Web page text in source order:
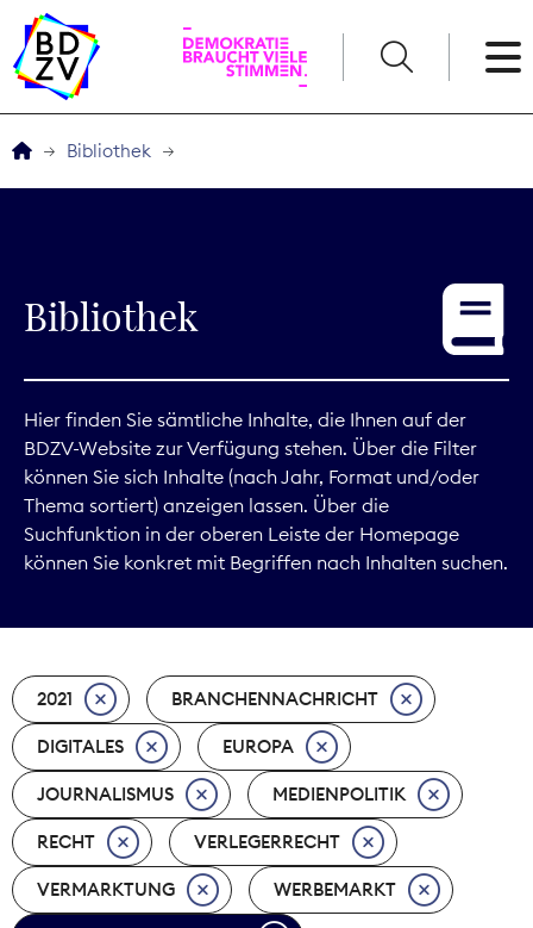
Service
Digitales
Kommunikation
Marktdaten
Nachhaltigkeit
Nachwuchs
Nova Award
Pressefreiheit
Bibliothek
Bibliothek
Hier finden Sie sämtliche Inhalte, die Ihnen auf der
BDZV-Website zur Verfügung stehen. Über die Filter
können Sie sich Inhalte (nach Jahr, Format und/oder
Thema sortiert) anzeigen lassen. Über die
Suchfunktion in der oberen Leiste der Homepage
können Sie konkret mit Begriffen nach Inhalten suchen.
2021 BRANCHENNACHRICHT
DIGITALES EUROPA
JOURNALISMUS MEDIENPOLITIK
RECHT VERLEGERRECHT
VERMARKTUNG WERBEMARKT